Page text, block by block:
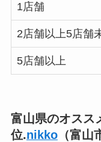
1店舗
2店舗以上5店舗
5店舗以上
富山県のオスス
位.nikko（富山